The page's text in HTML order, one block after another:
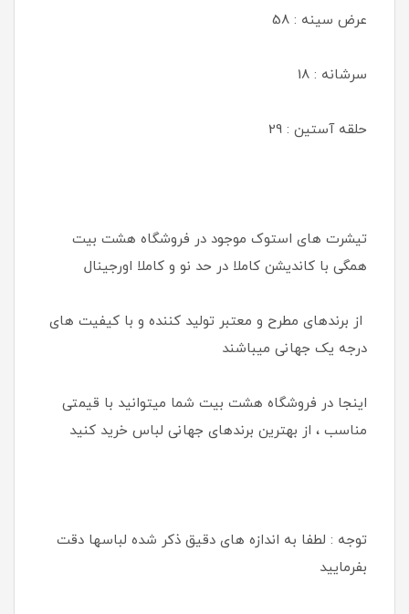
عرض سینه : 58
سرشانه : 18
حلقه آستین : 29
تیشرت های استوک موجود در فروشگاه هشت بیت
همگی با کاندیشن کاملا در حد نو و کاملا اورجینال
از برندهای مطرح و معتبر تولید کننده و با کیفیت های
درجه یک جهانی میباشند
اینجا در فروشگاه هشت بیت شما میتوانید با قیمتی
مناسب ، از بهترین برندهای جهانی لباس خرید کنید
توجه : لطفا به اندازه های دقیق ذکر شده لباسها دقت
بفرمایید